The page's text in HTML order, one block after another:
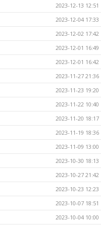
2023-12-13 12:51
2023-12-04 17:33
2023-12-02 17:42
2023-12-01 16:49
2023-12-01 16:42
2023-11-27 21:36
2023-11-23 19:20
2023-11-22 10:40
2023-11-20 18:17
2023-11-19 18:36
2023-11-09 13:00
2023-10-30 18:13
2023-10-27 21:42
2023-10-23 12:23
2023-10-07 18:51
2023-10-04 10:00